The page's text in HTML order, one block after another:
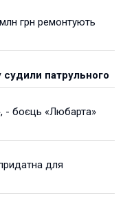
грн ремонтують
патрульного
- боєць «Любарта»
для